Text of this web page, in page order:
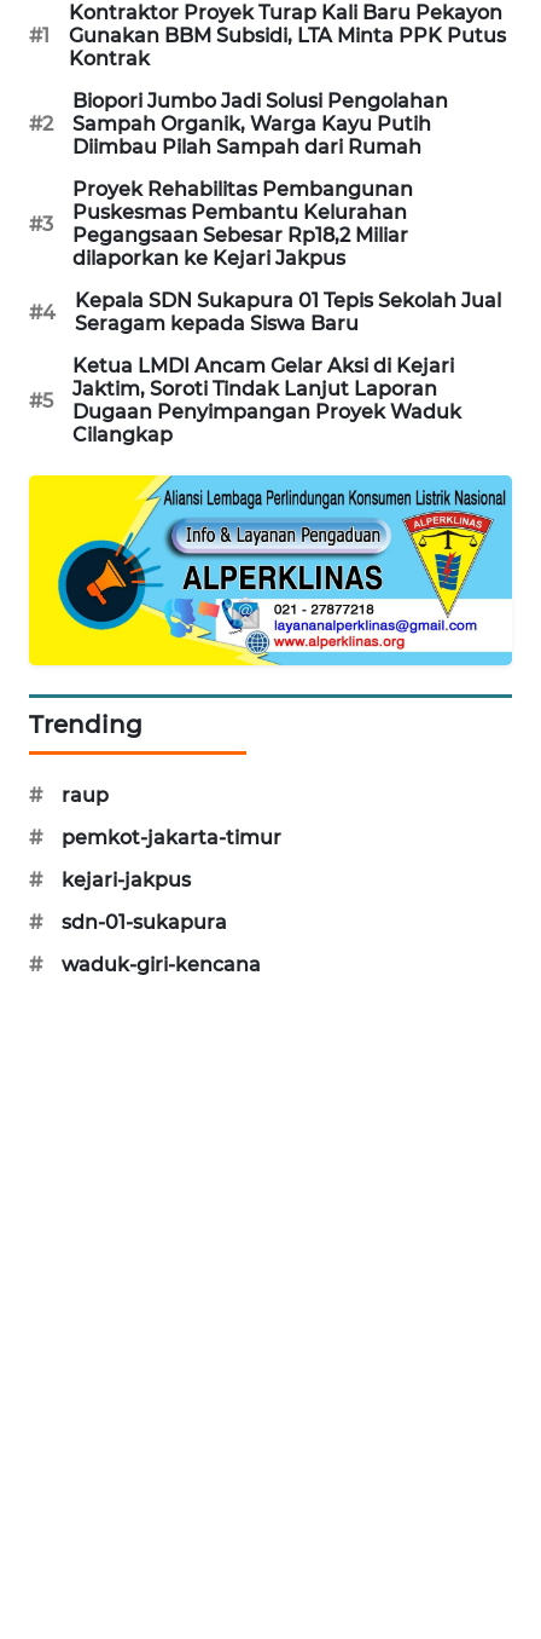
#1
Kontraktor Proyek Turap Kali Baru Pekayon
Gunakan BBM Subsidi, LTA Minta PPK Putus
Kontrak
#2
Biopori Jumbo Jadi Solusi Pengolahan
Sampah Organik, Warga Kayu Putih
Diimbau Pilah Sampah dari Rumah
#3
Proyek Rehabilitas Pembangunan
Puskesmas Pembantu Kelurahan
Pegangsaan Sebesar Rp18,2 Miliar
dilaporkan ke Kejari Jakpus
#4
Kepala SDN Sukapura 01 Tepis Sekolah Jual
Seragam kepada Siswa Baru
#5
Ketua LMDI Ancam Gelar Aksi di Kejari
Jaktim, Soroti Tindak Lanjut Laporan
Dugaan Penyimpangan Proyek Waduk
Cilangkap
Trending
#
raup
#
pemkot-jakarta-timur
#
kejari-jakpus
#
sdn-01-sukapura
#
waduk-giri-kencana
NEWS
AKHLAK
ID
PERAPKI
NEWS
SONYA
ASA
NEWS